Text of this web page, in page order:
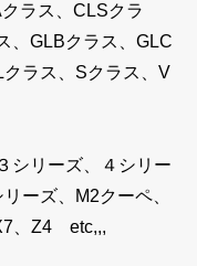
ラス、CLSクラ
、GLBクラス、GLC
ラス、Sクラス、V
シリーズ、４シリー
ーズ、M2クーペ、
、Z4 etc,,,